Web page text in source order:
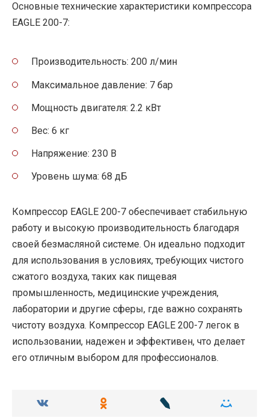
Основные технические характеристики компрессора
EAGLE 200-7:
Производительность: 200 л/мин
Максимальное давление: 7 бар
Мощность двигателя: 2.2 кВт
Вес: 6 кг
Напряжение: 230 В
Уровень шума: 68 дБ
Компрессор EAGLE 200-7 обеспечивает стабильную
работу и высокую производительность благодаря
своей безмасляной системе. Он идеально подходит
для использования в условиях, требующих чистого
сжатого воздуха, таких как пищевая
промышленность, медицинские учреждения,
лаборатории и другие сферы, где важно сохранять
чистоту воздуха. Компрессор EAGLE 200-7 легок в
использовании, надежен и эффективен, что делает
его отличным выбором для профессионалов.